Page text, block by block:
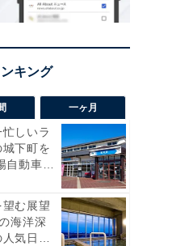
一ヶ月
忙しいラ
下町を
自動車
む展望
海洋深
気日